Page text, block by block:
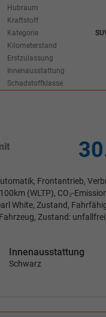
Hubraum
Kraftstoff
Kategorie
Kilometerstand
Erstzulassung
Innenausstattung
Schadstoffklasse
Frontantrieb,
(WLTP), CO₂-
White, Zustand,
Zustand:
Innenausstattung
Schwarz